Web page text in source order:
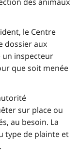
le Centre
dossier aux
inspecteur
que soit menée
sur place ou
au besoin. La
type de plainte et